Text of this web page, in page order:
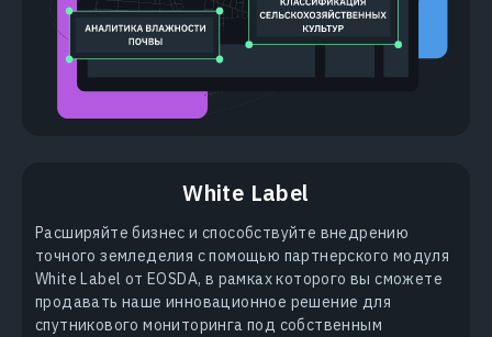
White Label
Расширяйте бизнес и способствуйте внедрению
точного земледелия с помощью партнерского модуля
White Label от EOSDA, в рамках которого вы сможете
продавать наше инновационное решение для
спутникового мониторинга под собственным